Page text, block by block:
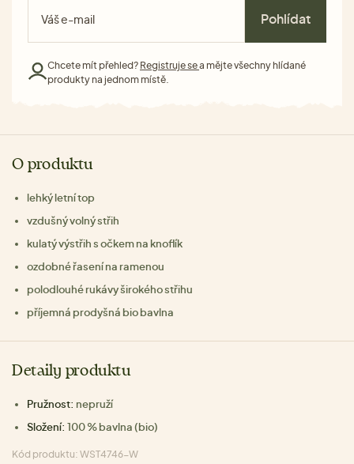
Pohlídat
Chcete mít přehled? Registruje sea mějte všechny hlídané
produkty na jednom místě.
O produktu
lehký letní top
vzdušný volný střih
kulatý výstřih s očkem na knoflík
ozdobné řasení na ramenou
polodlouhé rukávy širokého střihu
příjemná prodyšná bio bavlna
Detaily produktu
Pružnost: nepruží
Složení: 100 % bavlna (bio)
Kód produktu: WST4746-W